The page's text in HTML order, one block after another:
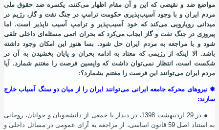
مواضع ضد و نقیضی که این و آن مقام اظهار می‌کنند، یکسره ضد حقوق ملی
مردم ایران و با وجود آسیب‌پذیری حکومت ترامپ در جنگ نفت و گاز، رﮊیم در
میدانی رویارویی می‌کند که خود آسیب‌پذیر و ترامپ آسیب ناپذیر است. اما
پیروزی در جنگ نفت و گاز ایجاب می‌کرد که بحران اتمی مسئله‌ای داخلی تلقی
شود و با مراجعه به مردم ایران حل شود. بسا هنوز این امکان وجود داشته
باشد. الا اینکه از رﮊیمی که معتاد به ادامه بحران و پایان بخشیدن به آن در
شکست است، انتظار نمی‌توان داشت که واپسین فرصت را مغتنم شمارد. آیا
مردم ایران می‌توانند این فرصت را مغتنم بشمارد؟:
❋ نیروهای محرکه جامعه ایرانی می‌توانند ایران را از میان دو سنگ آسیاب خارج
سازند:
●
در 29 اردیبهشت 1398، در دیدار با جمعی از دانشجویان و جوانان، روحانی
به استناد اصل 59 قانون اساسی، از مراجعه به آرای عمومی در مسائل داخلی و